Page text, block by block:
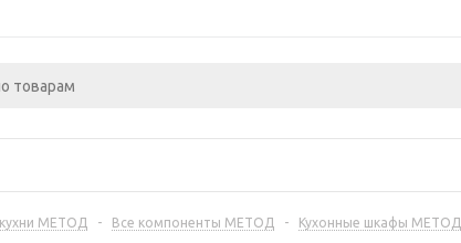
МЕТОД - Все компоненты МЕТОД - Кухонные шкафы МЕТОД